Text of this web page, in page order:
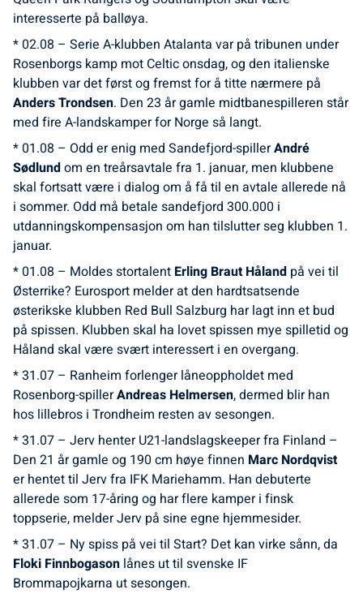
interesserte på balløya.
* 02.08 – Serie A-klubben Atalanta var på tribunen under
Rosenborgs kamp mot Celtic onsdag, og den italienske
klubben var det først og fremst for å titte nærmere på
Anders Trondsen. Den 23 år gamle midtbanespilleren står
med fire A-landskamper for Norge så langt.
* 01.08 – Odd er enig med Sandefjord-spillerAndré
Sødlundom en treårsavtale fra 1. januar, men klubbene
skal fortsatt være i dialog om å få til en avtale allerede nå
i sommer. Odd må betale sandefjord 300.000 i
utdanningskompensasjon om han tilslutter seg klubben 1.
januar.
* 01.08 – Moldes stortalent Erling Braut Håland på vei til
Østerrike? Eurosport melder at den hardtsatsende
østerikske klubben Red Bull Salzburg har lagt inn et bud
på spissen. Klubben skal ha lovet spissen mye spilletid og
Håland skal være svært interessert i en overgang.
* 31.07 – Ranheim forlenger låneoppholdet med
Rosenborg-spillerAndreas Helmersen, dermed blir han
hos lillebros i Trondheim resten av sesongen.
* 31.07 – Jerv henter U21-landslagskeeper fra Finland –
Den 21 år gamle og 190 cm høye finnen Marc Nordqvist
er hentet til Jerv fra IFK Mariehamm. Han debuterte
allerede som 17-åring og har flere kamper i finsk
toppserie, melder Jerv på sine egne hjemmesider.
* 31.07 – Ny spiss på vei til Start? Det kan virke sånn, da
Floki Finnbogason lånes ut til svenske IF
Brommapojkarna ut sesongen.